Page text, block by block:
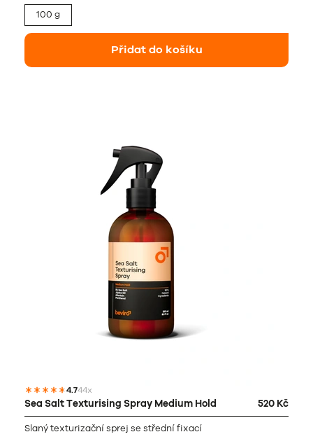
100 g
Přidat do košíku
4.744x
Sea Salt Texturising Spray Medium Hold 520 Kč
Slaný texturizační sprej se střední fixací